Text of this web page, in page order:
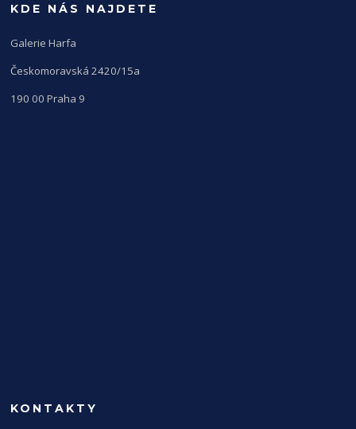
KDE NÁS NAJDETE
Galerie Harfa
Českomoravská 2420/15a
190 00 Praha 9
KONTAKTY